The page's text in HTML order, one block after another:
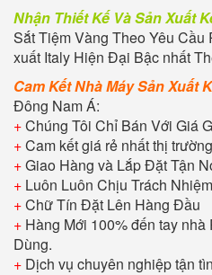
Nhận Thiết Kế Và Sản Xuất
Sắt Tiệm Vàng Theo Yêu Cầu
xuất Italy Hiện Đại Bậc nhất
Cam Kết Nhà Máy Sản Xuất
Đông Nam Á:
+Chúng Tôi Chỉ Bán Với Giá
+Cam kết giá rẻ nhất thị trường
+Giao Hàng và Lắp Đặt Tận
+ Luôn Luôn Chịu Trách
+Chữ Tín Đặt Lên Hàng Đầu
+ Hàng Mới 100% đến tay
Dùng.
+ Dịch vụ chuyên nghiệp tận